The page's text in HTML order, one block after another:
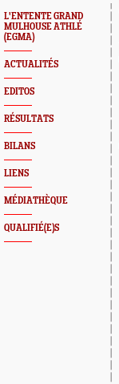
L'ENTENTE GRAND
MULHOUSE ATHLÉ
(EGMA)
ACTUALITÉS
EDITOS
RÉSULTATS
BILANS
LIENS
MÉDIATHÈQUE
QUALIFIÉ(E)S